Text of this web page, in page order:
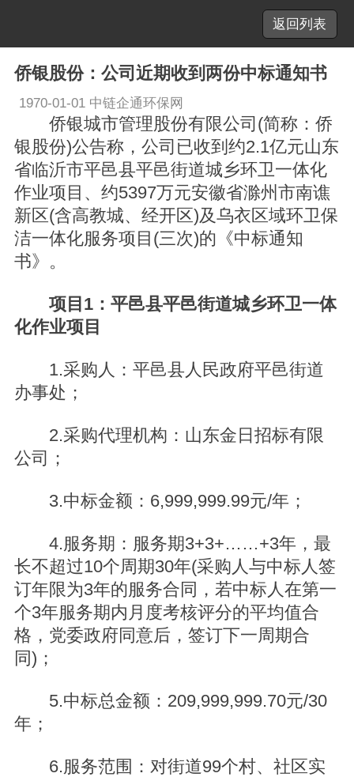
返回列表
侨银股份：公司近期收到两份中标通知书
1970-01-01 中链企通环保网
侨银城市管理股份有限公司(简称：侨
银股份)公告称，公司已收到约2.1亿元山东
省临沂市平邑县平邑街道城乡环卫一体化
作业项目、约5397万元安徽省滁州市南谯
新区(含高教城、经开区)及乌衣区域环卫保
洁一体化服务项目(三次)的《中标通知
书》。
项目1：平邑县平邑街道城乡环卫一体
化作业项目
1.采购人：平邑县人民政府平邑街道
办事处；
2.采购代理机构：山东金日招标有限
公司；
3.中标金额：6,999,999.99元/年；
4.服务期：服务期3+3+……+3年，最
长不超过10个周期30年(采购人与中标人签
订年限为3年的服务合同，若中标人在第一
个3年服务期内月度考核评分的平均值合
格，党委政府同意后，签订下一周期合
同)；
5.中标总金额：209,999,999.70元/30
年；
6.服务范围：对街道99个村、社区实